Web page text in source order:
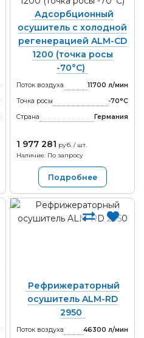
Адсорбционный
осушитель с холодной
регенерацией ALM-CD
1200 (точка росы
-70°С)
Поток воздуха
11700 л/мин
Точка росы
-70°С
Страна
Германия
1 977 281 руб. / шт.
Наличие: По запросу
Подробнее
Рефрижераторный
осушитель ALM-RD
2950
Поток воздуха
46300 л/мин